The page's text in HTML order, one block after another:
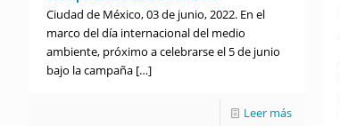
Ciudad de México, 03 de junio, 2022. En el
marco del día internacional del medio
ambiente, próximo a celebrarse el 5 de junio
bajo la campaña[…]
Leer más